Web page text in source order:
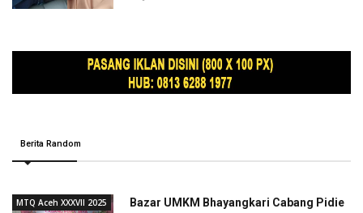
Berita Random
MTQ Aceh XXXVII 2025
Bazar UMKM Bhayangkari Cabang Pidie